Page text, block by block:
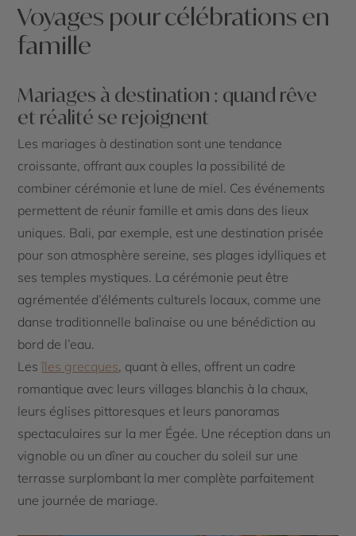
Voyages pour célébrations en
famille
Mariages à destination : quand rêve
et réalité se rejoignent
Les mariages à destination sont une tendance
croissante, offrant aux couples la possibilité de
combiner cérémonie et lune de miel. Ces événements
permettent de réunir famille et amis dans des lieux
uniques. Bali, par exemple, est une destination prisée
pour son atmosphère sereine, ses plages idylliques et
ses temples mystiques. La cérémonie peut être
agrémentée d’éléments culturels locaux, comme une
danse traditionnelle balinaise ou une bénédiction au
bord de l’eau.
Lesîles grecques, quant à elles, offrent un cadre
romantique avec leurs villages blanchis à la chaux,
leurs églises pittoresques et leurs panoramas
spectaculaires sur la mer Égée. Une réception dans un
vignoble ou un dîner au coucher du soleil sur une
terrasse surplombant la mer complète parfaitement
une journée de mariage.